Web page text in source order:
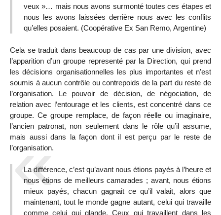
veux »… mais nous avons surmonté toutes ces étapes et
nous les avons laissées derrière nous avec les conflits
qu’elles posaient. (Coopérative Ex San Remo, Argentine)
Cela se traduit dans beaucoup de cas par une division, avec
l’apparition d’un groupe representé par la Direction, qui prend
les décisions organisationnelles les plus importantes et n’est
soumis à aucun contrôle ou contrepoids de la part du reste de
l’organisation. Le pouvoir de décision, de négociation, de
relation avec l’entourage et les clients, est concentré dans ce
groupe. Ce groupe remplace, de façon réelle ou imaginaire,
l’ancien patronat, non seulement dans le rôle qu’il assume,
mais aussi dans la façon dont il est perçu par le reste de
l’organisation.
La différence, c’est qu’avant nous étions payés à l’heure et
nous étions de meilleurs camarades ; avant, nous étions
mieux payés, chacun gagnait ce qu’il valait, alors que
maintenant, tout le monde gagne autant, celui qui travaille
comme celui qui glande. Ceux qui travaillent dans les